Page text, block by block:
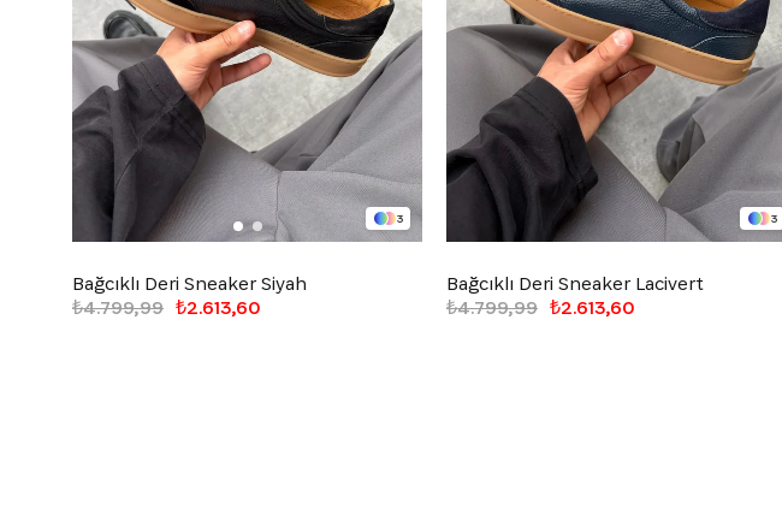
3
Bağcıklı Deri Sneaker Siyah
₺2.613,60
₺4.799,99
3
Bağcıklı Deri Sneaker Lacivert
₺2.613,60
₺4.799,99